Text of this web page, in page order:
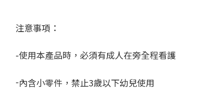
注意事項：
-使用本產品時，必須有成人在旁全程看護
-內含小零件，禁止3歲以下幼兒使用